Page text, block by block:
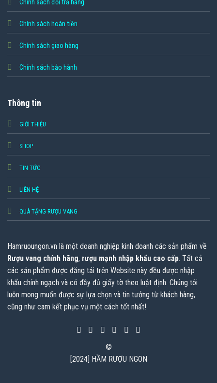
Chính sách đổi trả hàng
Chính sách hoàn tiền
Chính sách giao hàng
Chính sách bảo hành
Thông tin
GIỚI THIỆU
SHOP
TIN TỨC
LIÊN HỆ
QUÀ TẶNG RƯỢU VANG
Hamruoungon.vn là một doanh nghiệp kinh doanh các sản phẩm về
Rượu vang chính hãng, rượu mạnh nhập khẩu cao cấp. Tất cả
các sản phẩm được đăng tải trên Website này đều được nhập
khẩu chính ngạch và có đầy đủ giấy tờ theo luật định. Chúng tôi
luôn mong muốn được sự lựa chọn và tin tưởng từ khách hàng,
cũng như cam kết phục vụ một cách tốt nhất!
©
[2024] HẦM RƯỢU NGON